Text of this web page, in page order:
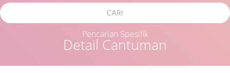
Detail Cantuman
CARI
Pencarian Spesifik